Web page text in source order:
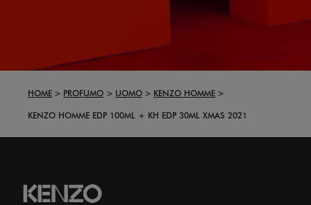
HOME PROFUMO UOMO
KENZO HOMME
KENZO HOMME EDP 100ML + KH EDP 30ML XMAS 2021